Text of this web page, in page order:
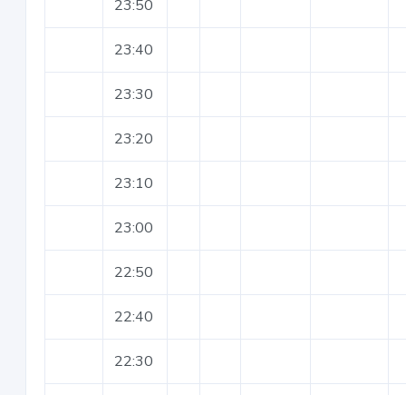
23:50
23:40
23:30
23:20
23:10
23:00
22:50
22:40
22:30